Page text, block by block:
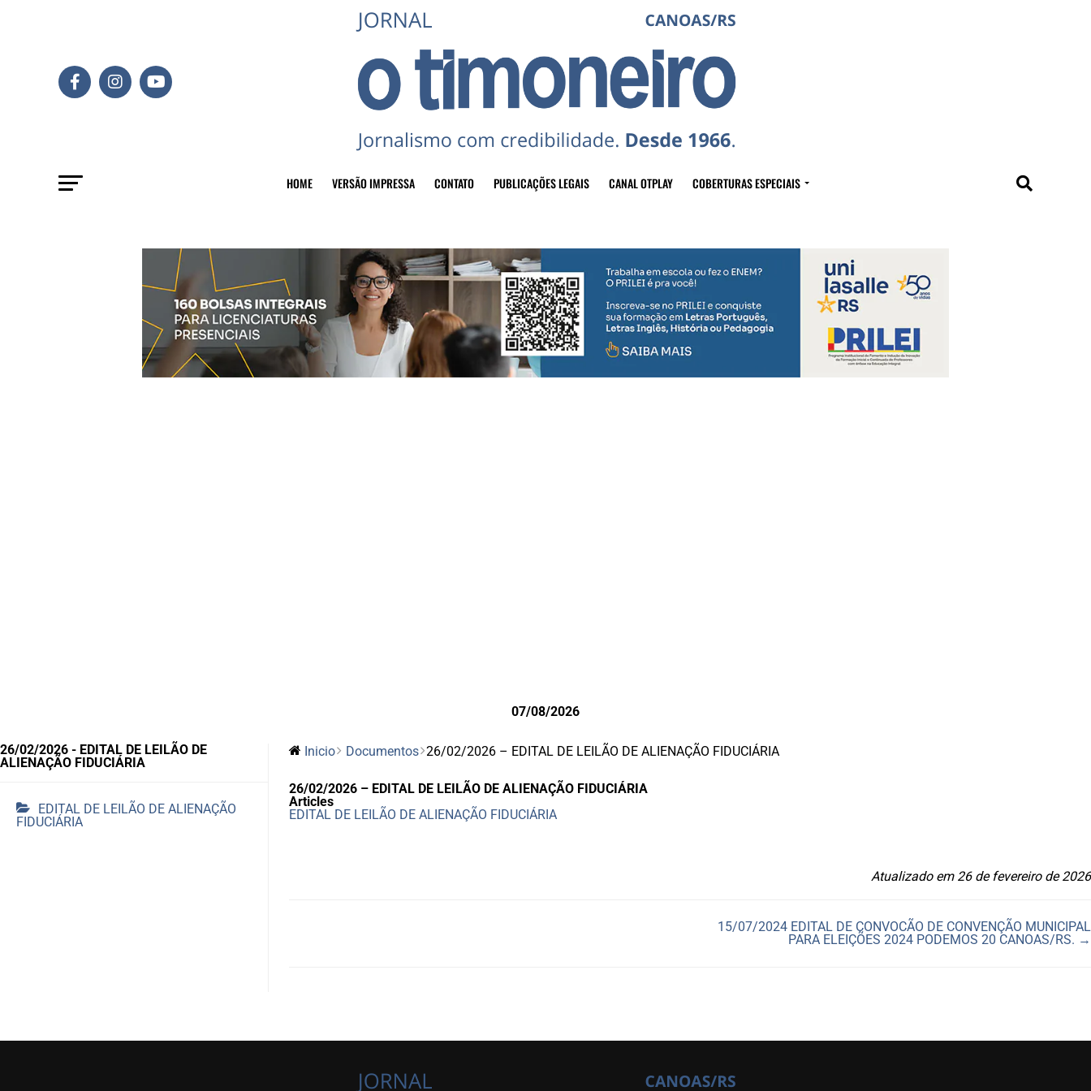
HOME VERSÃO IMPRESSA CONTATO PUBLICAÇÕES LEGAIS CANAL OTPLAY COBERTURAS ESPECIAIS
07/08/2026
26/02/2026 - EDITAL DE LEILÃO DE
ALIENAÇÃO FIDUCIÁRIA
EDITAL DE LEILÃO DE ALIENAÇÃO
FIDUCIÁRIA
Inicio Documentos 26/02/2026 – EDITAL DE LEILÃO DE ALIENAÇÃO FIDUCIÁRIA
26/02/2026 – EDITAL DE LEILÃO DE ALIENAÇÃO FIDUCIÁRIA
Articles
EDITAL DE LEILÃO DE ALIENAÇÃO FIDUCIÁRIA
Atualizado em 26 de fevereiro de 2026
15/07/2024 EDITAL DE CONVOCÃO DE CONVENÇÃO MUNICIPAL
PARA ELEIÇÕES 2024 PODEMOS 20 CANOAS/RS. →